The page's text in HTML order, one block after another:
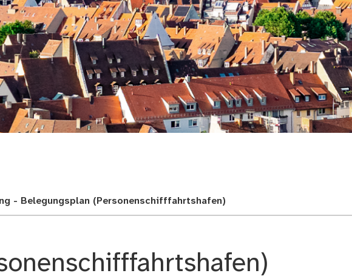
- Belegungsplan (Personenschifffahrtshafen)